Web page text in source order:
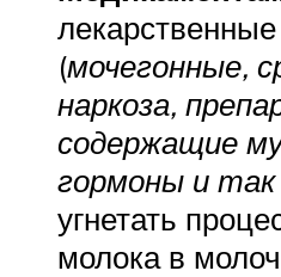
(мочегонные,
наркоза,
содержащие
гормоны и так
угнетать
молока в